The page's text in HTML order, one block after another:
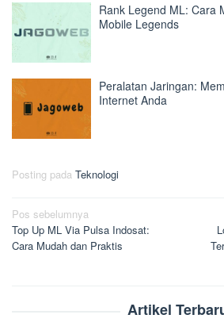
Rank Legend ML: Cara
Mobile Legends
Peralatan Jaringan:
Internet Anda
Posting pada Teknologi
Navigasi
pos
Pos sebelumnya
Top Up ML Via Pulsa Indosat:
Cara Mudah dan Praktis
Artikel